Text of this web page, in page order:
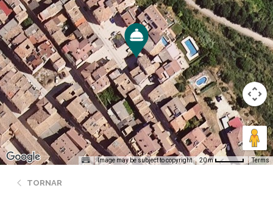
Image may be subject to copyright 20 m Terms
TORNAR